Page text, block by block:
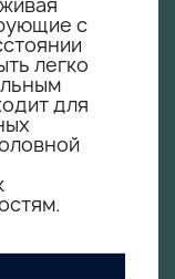
с
легко
для